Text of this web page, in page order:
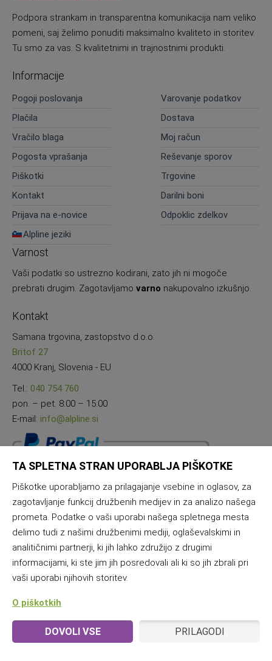
Podpora strankam in transparentna komunikacija nam veliko
pomeni, saj želimo ponuditi maksimalno kvaliteto in storitev.
Tu smo za vas. S kvalitetnimi in trajnostnimi produkti.
Informacije
Pogoji poslovanja
Varovanje podatkov
Plačila
Dostava
Vračilo blaga
Moj račun
Pogosta vprašanja
Reševanje sporov
Piškotki
Trgovine
Kontakt
Darilni boni
Prijava na e-novice
Odpoklic zdelkov
Alpline jeziki
Varnost
Vaši podatki so ustrezno kodirani, zato jih ni mogoče
prebrati drugim. Zagotavljamo varno nakupovalno izkušnjo.
Kontakt
Samana trgovina, zastopstvo d.o.o.
Britof 27
4000 Kranj, Slovenia - EU
Tel.: 040 754 760
pon. – pet. 8:00 – 15:00
E-mail: info@alpline.si
TA SPLETNA STRAN UPORABLJA PIŠKOTKE
Piškotke uporabljamo za prilagajanje vsebine in oglasov, za
zagotavljanje funkcij družbenih medijev in za analizo našega
prometa. Podatke o vaši uporabi našega spletnega mesta
delimo tudi z našimi družbenimi mediji, oglaševalskimi in
analitičnimi partnerji, ki jih lahko združijo z drugimi
informacijami, ki ste jim jih posredovali ali ki so jih zbrali pri
vaši uporabi njihovih storitev.
O piškotkih
DOVOLI VSE PRILAGODI